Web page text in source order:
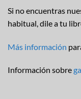
Si no encuentras
habitual, dile a tu
Más información
Información sobre